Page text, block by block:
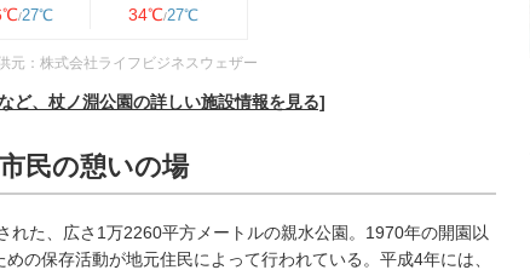
27℃
34℃ 27℃
元：株式会社ライフビジネスウェザー
ど、杖ノ淵公園の詳しい施設情報を見る]
民の憩いの場
れた、広さ1万2260平方メートルの親水公園。1970年の開園以
の保存活動が地元住民によって行われている。平成4年には、